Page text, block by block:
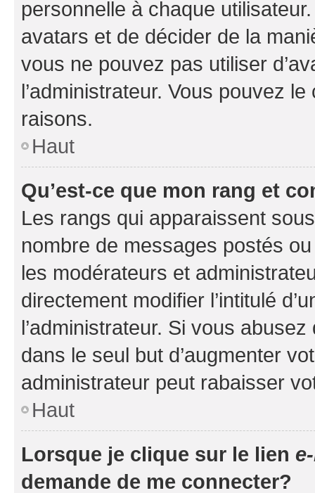
personnelle à chaque utilisateur.
avatars et de décider de la
vous ne pouvez pas utiliser
l’administrateur. Vous pouvez
raisons.
Haut
Qu’est-ce que mon rang et
Les rangs qui apparaissent
nombre de messages postés
les modérateurs et
directement modifier l’intitulé
l’administrateur. Si vous
dans le seul but d’augmenter
administrateur peut rabaisser
Haut
Lorsque je clique sur le lien
demande de me connecter?